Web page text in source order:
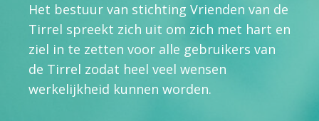
Het bestuur van stichting Vrienden van de
Tirrel spreekt zich uit om zich met hart en
ziel in te zetten voor alle gebruikers van
de Tirrel zodat heel veel wensen
werkelijkheid kunnen worden.